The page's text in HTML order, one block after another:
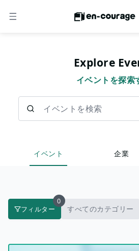
メニュー
Explore
イベントを探索
イベント 企業
フィルター
0
すべてのカテゴリー